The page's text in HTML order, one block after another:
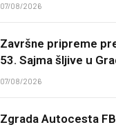
07/08/2026
Završne pripreme
53. Sajma šljive u
07/08/2026
Zgrada Autocesta